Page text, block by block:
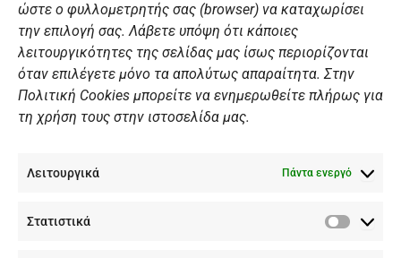
ώστε ο φυλλομετρητής σας (browser) να καταχωρίσει
την επιλογή σας. Λάβετε υπόψη ότι κάποιες
λειτουργικότητες της σελίδας μας ίσως περιορίζονται
όταν επιλέγετε μόνο τα απολύτως απαραίτητα. Στην
Πολιτική Cookies μπορείτε να ενημερωθείτε πλήρως για
τη χρήση τους στην ιστοσελίδα μας.
Λειτουργικά Πάντα ενεργό
Στατιστικά
ΠΡΟΣΩΠΙΚΑ ΔΕΔΟΜΕΝΑ
Πολιτική Ιστοσελίδας
Πολιτική Cookies Iστοσελίδας
Γενική Πολιτική ΝΟΒ
Ενημέρωση Summer Camp
ΕΠΙΚΟΙΝΩΝΊΑ